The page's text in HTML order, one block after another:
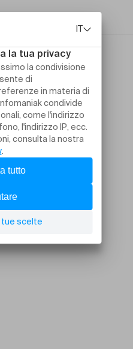
"Il était une fois...le violon"